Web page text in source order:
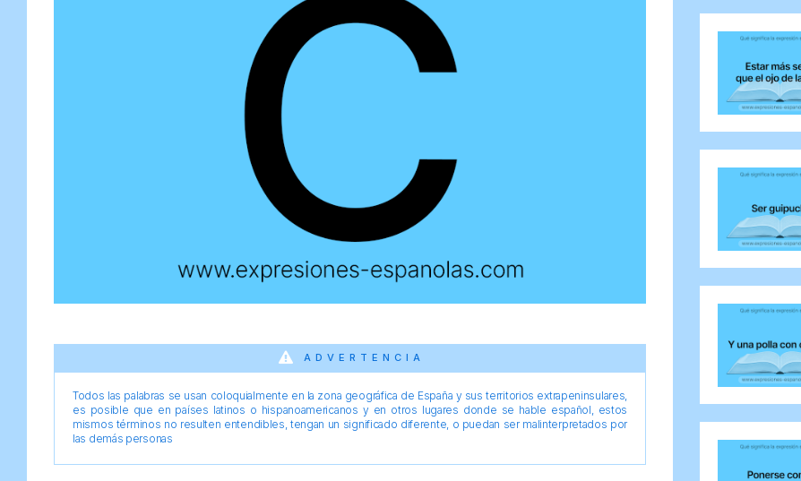
ADVERTENCIA
Todos las palabras se usan coloquialmente en la zona geográfica de España y sus territorios extrapeninsulares,
es posible que en países latinos o hispanoamericanos y en otros lugares donde se hable español, estos
mismos términos no resulten entendibles, tengan un significado diferente, o puedan ser malinterpretados por
las demás personas